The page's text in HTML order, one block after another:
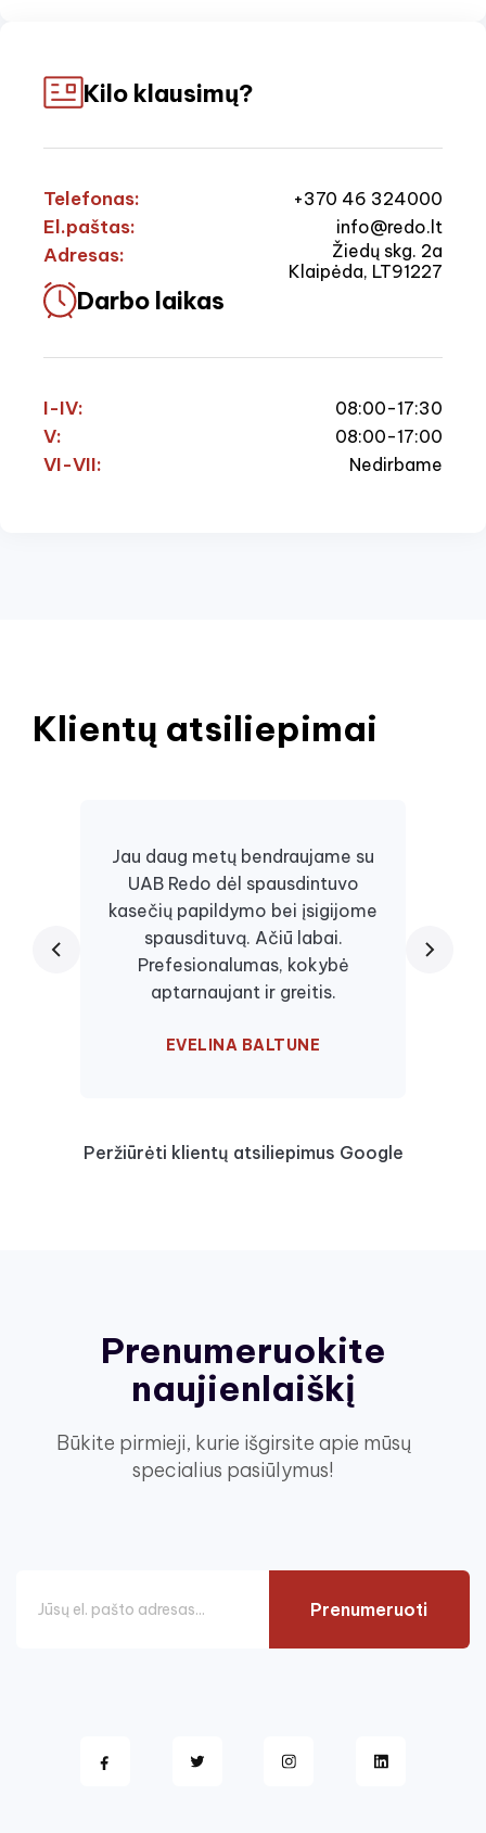
Kilo klausimų?
Telefonas: +370 46 324000
El.paštas: info@redo.lt
Adresas:
Žiedų skg. 2a
Klaipėda, LT91227
Darbo laikas
I-IV: 08:00-17:30
V: 08:00-17:00
VI-VII: Nedirbame
Klientų atsiliepimai
Jau daug metų bendraujame su
UAB Redo dėl spausdintuvo
kasečių papildymo bei įsigijome
spausdituvą. Ačiū labai.
Prefesionalumas, kokybė
aptarnaujant ir greitis.
EVELINA BALTUNE
Peržiūrėti klientų atsiliepimus Google
Prenumeruokite
naujienlaiškį
Būkite pirmieji, kurie išgirsite apie mūsų
specialius pasiūlymus!
Prenumeruoti